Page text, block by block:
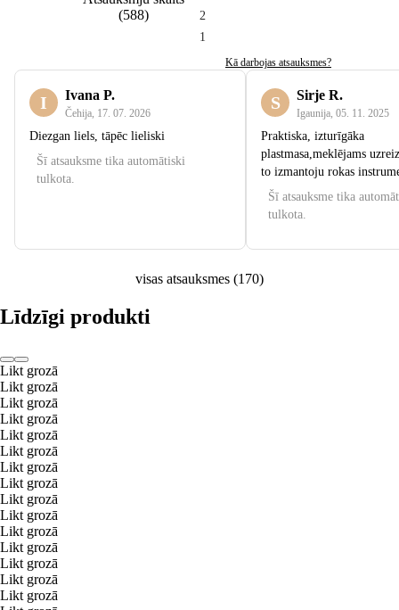
(588)
2
1
Kā darbojas atsauksmes?
I Ivana P.
Čehija 17. 07. 2026
Diezgan liels, tāpēc lieliski
Šī atsauksme tika automātiski
tulkota.
S Sirje R.
Igaunija 05. 11. 2025
Praktiska, izturīgāka
plastmasa,meklējams
to izmantoju rokas
Šī atsauksme tika
tulkota.
visas atsauksmes (170)
Līdzīgi produkti
Likt grozā
Likt grozā
Likt grozā
Likt grozā
Likt grozā
Likt grozā
Likt grozā
Likt grozā
Likt grozā
Likt grozā
Likt grozā
Likt grozā
Likt grozā
Likt grozā
Likt grozā